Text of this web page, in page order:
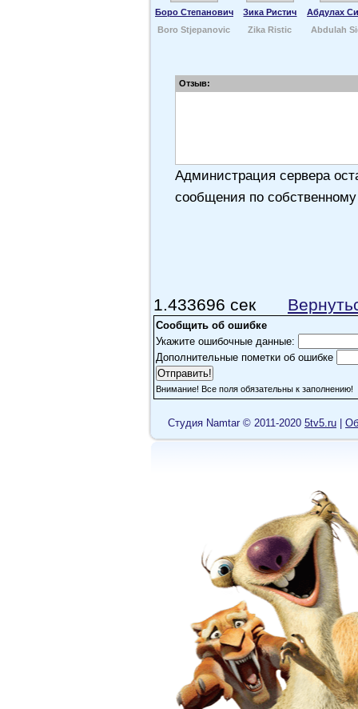
Боро Степанович Зика Ристич
Абдулах
Boro Stjepanovic
Zika Ristic Abdulah
Отзыв:
Администрация сервера
сообщения по
1.433696 сек
Сообщить об ошибке
Укажите ошибочные данные:
Дополнительные пометки об ошибке
Внимание! Все поля обязательны к заполнению!
Cтудия Namtar © 2011-2020 5tv5.ru